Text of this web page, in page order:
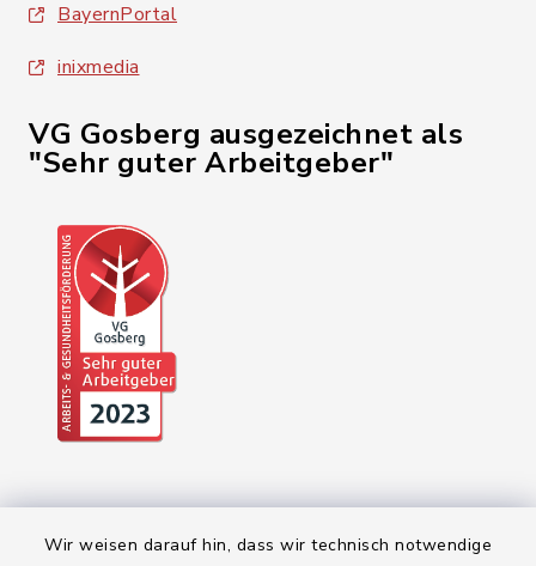
Wir weisen darauf hin, dass wir technisch notwendige
BayernPortal
inixmedia
VG Gosberg ausgezeichnet als
"Sehr guter Arbeitgeber"